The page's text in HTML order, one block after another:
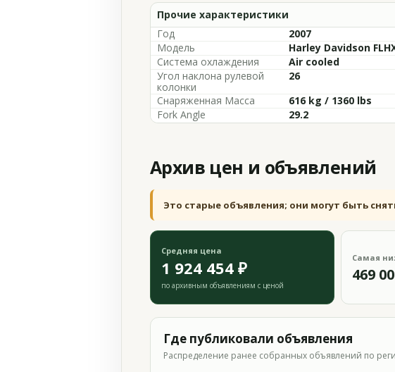
Прочие характеристики
Год
2007
Модель
Harley Davidson
Система охлаждения
Air cooled
Угол наклона рулевой
колонки
26
Снаряженная Масса
616 kg / 1360 lbs
Fork Angle
29.2
Архив цен и объявлений
Это старые объявления; они могут быть
Средняя цена
1 924 454 ₽
по архивным объявлениям с ценой
Самая
469
Где публиковали объявления
Распределение ранее собранных объявлений по